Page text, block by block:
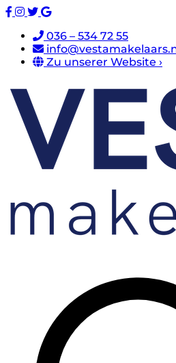
036 – 534 72 55
Zu unserer Website ›